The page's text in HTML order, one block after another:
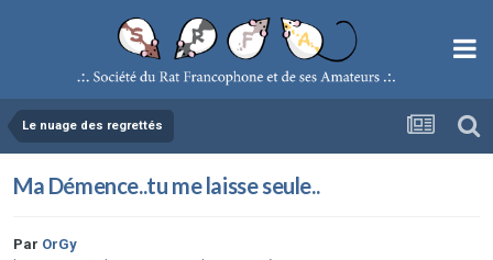
Le nuage des regrettés
Ma Démence..tu me laisse seule..
Par OrGy